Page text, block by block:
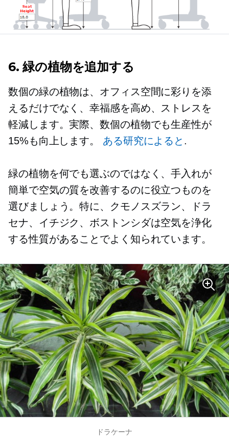
6. 緑の植物を追加する
数個の緑の植物は、オフィス空間に彩りを添
えるだけでなく、幸福感を高め、ストレスを
軽減します。実際、数個の植物でも生産性が
15%も向上します。 ある研究によると .
緑の植物を何でも選ぶのではなく、手入れが
簡単で空気の質を改善するのに役立つものを
選びましょう。特に、クモノスズラン、ドラ
セナ、イチジク、ボストンシダは空気を浄化
する性質があることでよく知られています。
ドラケーナ